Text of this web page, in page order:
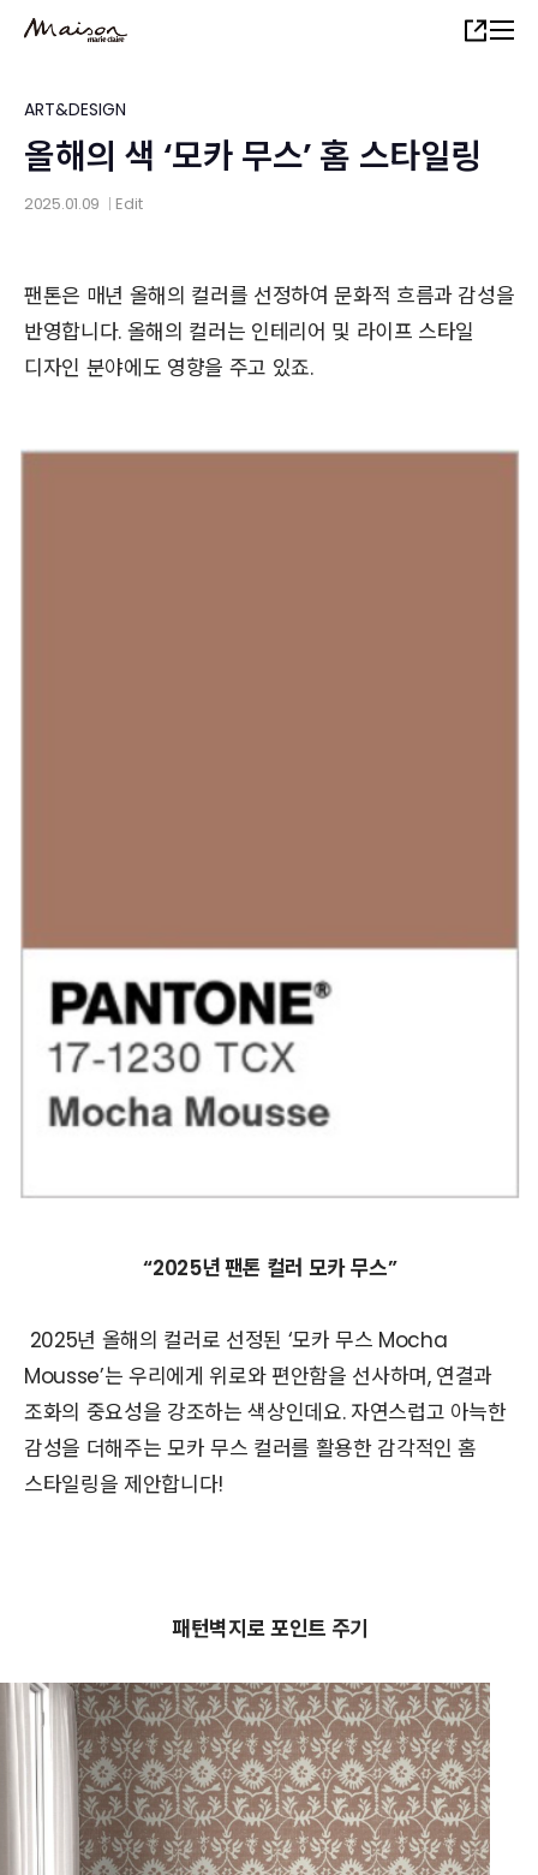
content
Share
ART&DESIGN
올해의 색 ‘모카 무스’ 홈 스타일링
2025.01.09 Edit
팬톤은 매년 올해의 컬러를 선정하여 문화적 흐름과 감성을
반영합니다. 올해의 컬러는 인테리어 및 라이프 스타일
디자인 분야에도 영향을 주고 있죠.
“2025년 팬톤 컬러 모카 무스”
2025년 올해의 컬러로 선정된 ‘모카 무스 Mocha
Mousse’는 우리에게 위로와 편안함을 선사하며, 연결과
조화의 중요성을 강조하는 색상인데요. 자연스럽고 아늑한
감성을 더해주는 모카 무스 컬러를 활용한 감각적인 홈
스타일링을 제안합니다!
패턴벽지로 포인트 주기